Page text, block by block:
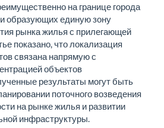
на границе города
образующих единую зону
рынка жилья с прилегающей
показано, что локализация
связана напрямую с
объектов
результаты могут быть
поточного возведения
на рынке жилья и развитии
инфраструктуры.